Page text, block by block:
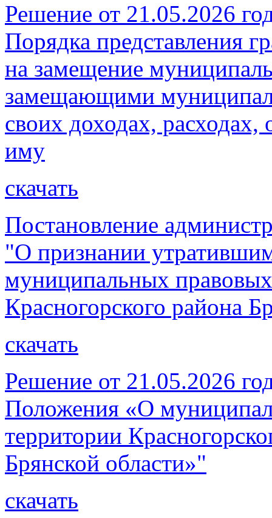
Решение от 21.05.2026
Порядка представления
на замещение
замещающими
своих доходах, расходах,
иму
скачать
Постановление
"О признании
муниципальных
Красногорского района
скачать
Решение от 21.05.2026
Положения «О
территории
Брянской области»"
скачать